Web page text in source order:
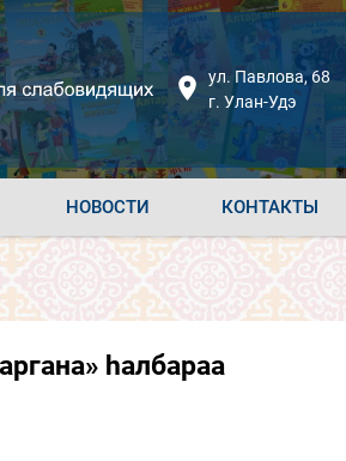
ул. Павлова, 68
г. Улан-Удэ
НОВОСТИ КОНТАКТЫ
hалбараа